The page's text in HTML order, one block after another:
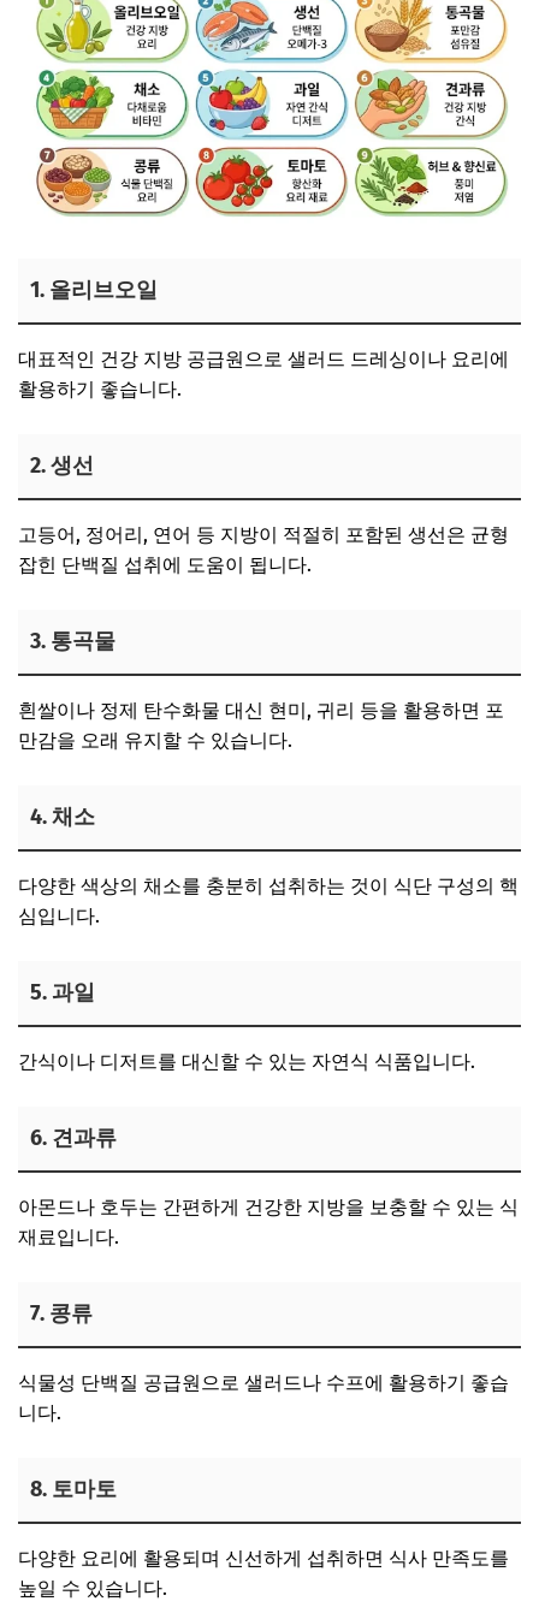
1. 올리브오일
대표적인 건강 지방 공급원으로 샐러드 드레싱이나 요리에
활용하기 좋습니다.
2. 생선
고등어, 정어리, 연어 등 지방이 적절히 포함된 생선은 균형
잡힌 단백질 섭취에 도움이 됩니다.
3. 통곡물
흰쌀이나 정제 탄수화물 대신 현미, 귀리 등을 활용하면 포
만감을 오래 유지할 수 있습니다.
4. 채소
다양한 색상의 채소를 충분히 섭취하는 것이 식단 구성의 핵
심입니다.
5. 과일
간식이나 디저트를 대신할 수 있는 자연식 식품입니다.
6. 견과류
아몬드나 호두는 간편하게 건강한 지방을 보충할 수 있는 식
재료입니다.
7. 콩류
식물성 단백질 공급원으로 샐러드나 수프에 활용하기 좋습
니다.
8. 토마토
다양한 요리에 활용되며 신선하게 섭취하면 식사 만족도를
높일 수 있습니다.